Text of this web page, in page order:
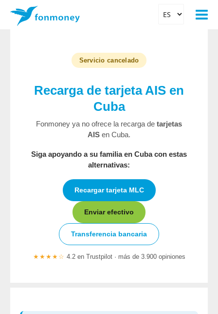
Servicio cancelado
Recarga de tarjeta AIS en
Cuba
Fonmoney ya no ofrece la recarga de tarjetas
AIS en Cuba.
Siga apoyando a su familia en Cuba con estas
alternativas:
Recargar tarjeta MLC
Enviar efectivo
Transferencia bancaria
★★★★☆ 4.2 en Trustpilot · más de 3.900 opiniones